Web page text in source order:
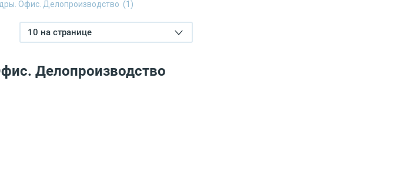
Офис. Делопроизводство (1)
10 на странице
Делопроизводство